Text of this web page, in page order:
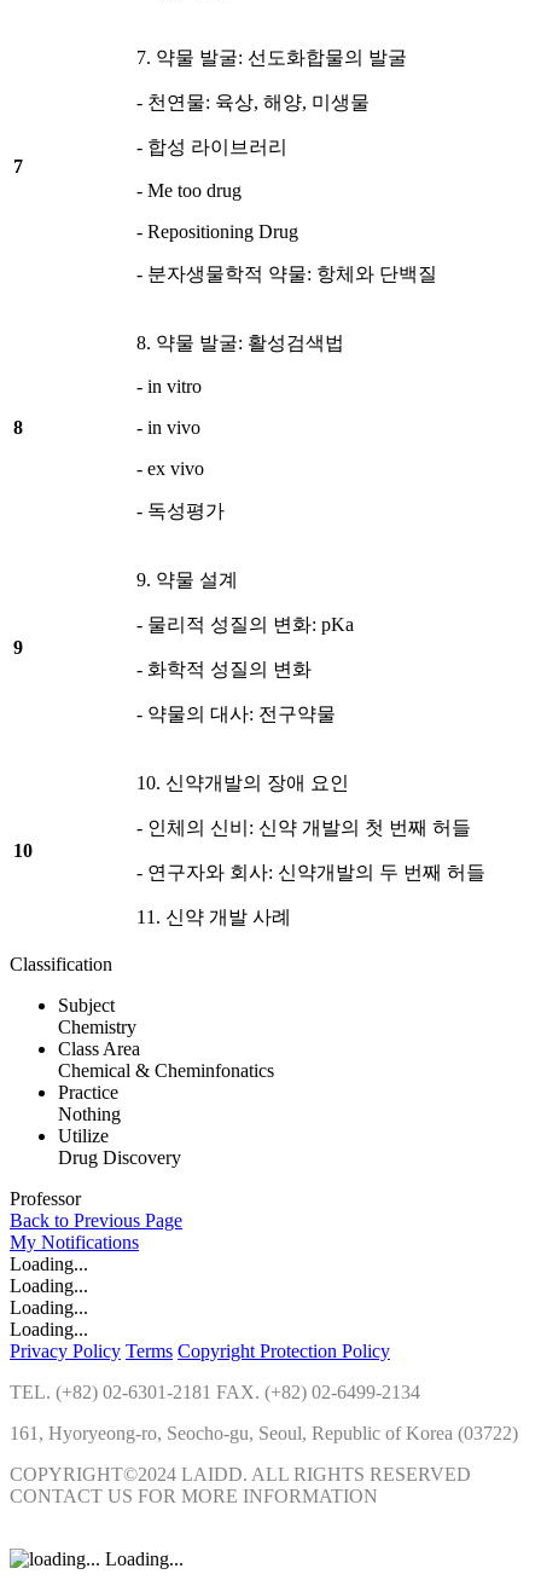
7
7. 약물 발굴: 선도화합물의 발굴
- 천연물: 육상, 해양, 미생물
- 합성 라이브러리
- Me too drug
- Repositioning Drug
- 분자생물학적 약물: 항체와 단백질
8
8. 약물 발굴: 활성검색법
- in vitro
- in vivo
- ex vivo
- 독성평가
9
9. 약물 설계
- 물리적 성질의 변화: pKa
- 화학적 성질의 변화
- 약물의 대사: 전구약물
10
10. 신약개발의 장애 요인
- 인체의 신비: 신약 개발의 첫 번째 허들
- 연구자와 회사: 신약개발의 두 번째 허들
11. 신약 개발 사례
Classification
Subject
Chemistry
Class Area
Chemical & Cheminfonatics
Practice
Nothing
Utilize
Drug Discovery
Professor
Back to Previous Page
My Notifications
Loading...
Loading...
Loading...
Loading...
Privacy Policy Terms Copyright Protection Policy
TEL. (+82) 02-6301-2181 FAX. (+82) 02-6499-2134
161, Hyoryeong-ro, Seocho-gu, Seoul, Republic of Korea (03722)
COPYRIGHT©2024 LAIDD. ALL RIGHTS RESERVED
CONTACT US FOR MORE INFORMATION
Loading...